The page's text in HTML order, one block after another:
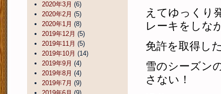
えてゆっくり
レーキをしな
免許を取得し
雪のシーズン
さない！
2020年3月 (6)
2020年2月 (5)
2020年1月 (8)
2019年12月 (5)
2019年11月 (5)
2019年10月 (14)
2019年9月 (4)
2019年8月 (4)
2019年7月 (9)